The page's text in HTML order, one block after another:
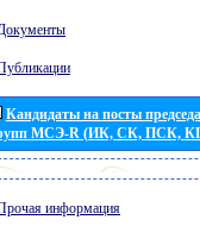
Кандидаты на посты
МСЭ-R (ИК, СК, ПСК,
информация